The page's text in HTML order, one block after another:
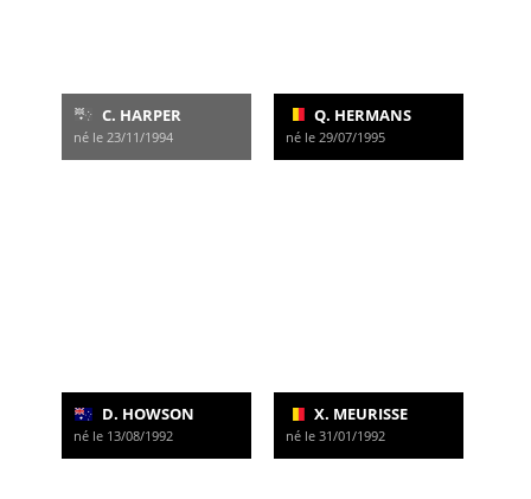
C. HARPER
né le 23/11/1994
Q. HERMANS
né le 29/07/1995
D. HOWSON
né le 13/08/1992
X. MEURISSE
né le 31/01/1992